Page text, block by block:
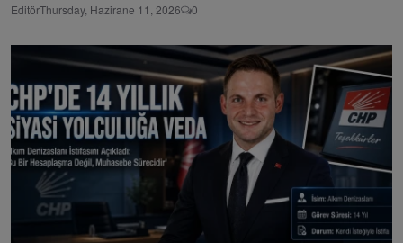
EditörThursday, Hazirane 11, 2026 0